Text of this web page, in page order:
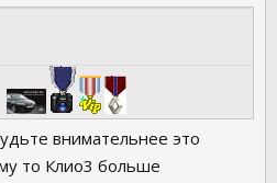
внимательнее это
то Клио3 больше